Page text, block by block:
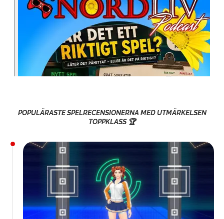
POPULÄRASTE SPELRECENSIONERNA MED UTMÄRKELSEN
TOPPKLASS 🏆